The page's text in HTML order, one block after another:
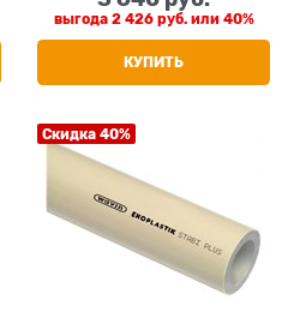
выгода 2 426 руб.или 40%
КУПИТЬ
Скидка 40%